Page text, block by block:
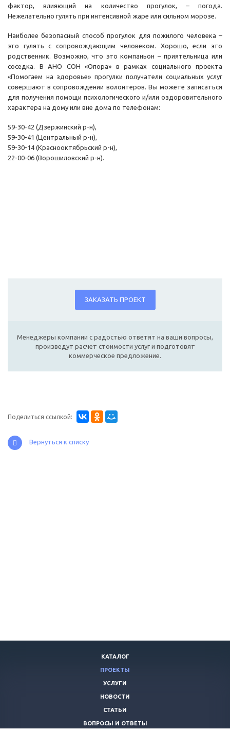
фактор, влияющий на количество прогулок, – погода.
Нежелательно гулять при интенсивной жаре или сильном морозе.
Наиболее безопасный способ прогулок для пожилого человека –
это гулять с сопровождающим человеком. Хорошо, если это
родственник. Возможно, что это компаньон – приятельница или
соседка. В АНО СОН «Опора» в рамках социального проекта
«Помогаем на здоровье» прогулки получатели социальных услуг
совершают в сопровождении волонтеров. Вы можете записаться
для получения помощи психологического и/или оздоровительного
характера на дому или вне дома по телефонам:
59-30-42 (Дзержинский р-н),
59-30-41 (Центральный р-н),
59-30-14 (Краснооктябрьский р-н),
22-00-06 (Ворошиловский р-н).
ЗАКАЗАТЬ ПРОЕКТ
Менеджеры компании с радостью ответят на ваши вопросы,
произведут расчет стоимости услуг и подготовят
коммерческое предложение.
Поделиться ссылкой:
Вернуться к списку
КАТАЛОГ
ПРОЕКТЫ
УСЛУГИ
НОВОСТИ
СТАТЬИ
ВОПРОСЫ И ОТВЕТЫ